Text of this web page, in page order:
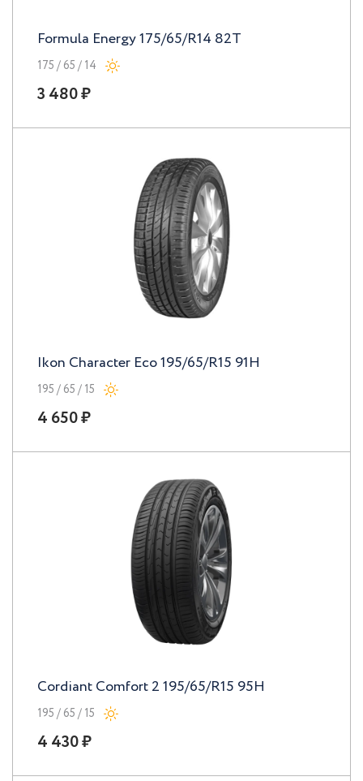
Formula Energy 175/65/R14 82T
175 / 65 / 14
3 480 ₽
Ikon Character Eco 195/65/R15 91H
195 / 65 / 15
4 650 ₽
Cordiant Comfort 2 195/65/R15 95H
195 / 65 / 15
4 430 ₽